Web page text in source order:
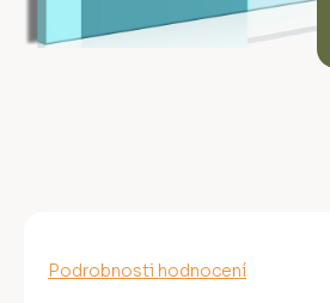
Průměrné
Podrobnosti hodnocení